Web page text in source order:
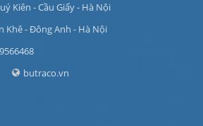
Kiên - Cầu Giấy - Hà Nội
Khê - Đông Anh - Hà Nội
butraco.vn